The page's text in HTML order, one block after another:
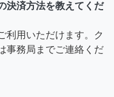
決済方法を教えてくだ
利用いただけます。ク
事務局までご連絡くだ